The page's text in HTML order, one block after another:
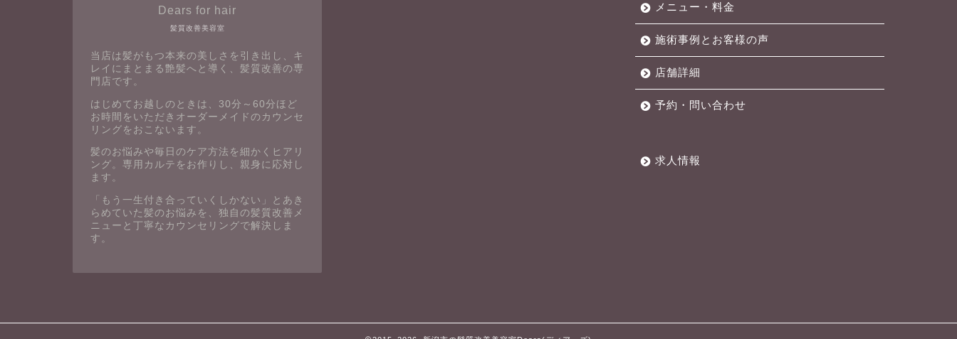
髪質改善美容室
Dears for hair
当店は髪がもつ本来の美しさを引き出し、キ
レイにまとまる艶髪へと導く、髪質改善の専
門店です。
はじめてお越しのときは、30分～60分ほど
お時間をいただきオーダーメイドのカウンセ
リングをおこないます。
髪のお悩みや毎日のケア方法を細かくヒアリ
ング。専用カルテをお作りし、親身に応対し
ます。
「もう一生付き合っていくしかない」とあき
らめていた髪のお悩みを、独自の髪質改善メ
ニューと丁寧なカウンセリングで解決しま
す。
メニュー・料金
施術事例とお客様の声
店舗詳細
予約・問い合わせ
求人情報